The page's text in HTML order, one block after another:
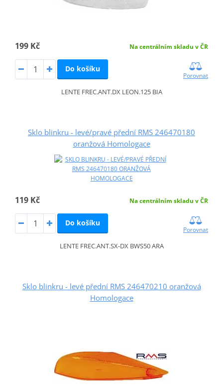
199 Kč Na centrálním skladu v ČR
Do košíku
Porovnat
LENTE FREC.ANT.DX LEON.125 BIA
Sklo blinkru - levé/pravé přední RMS 246470180
oranžová Homologace
119 Kč Na centrálním skladu v ČR
Do košíku
Porovnat
LENTE FREC.ANT.SX-DX BWS50 ARA
Sklo blinkru - levé přední RMS 246470210 oranžová
Homologace